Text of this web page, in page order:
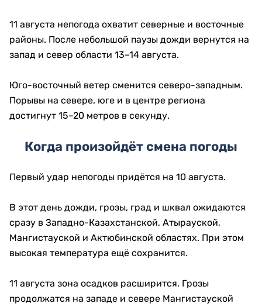
11 августа непогода охватит северные и восточные
районы. После небольшой паузы дожди вернутся на
запад и север области 13–14 августа.
Юго-восточный ветер сменится северо-западным.
Порывы на севере, юге и в центре региона
достигнут 15–20 метров в секунду.
Когда произойдёт смена погоды
Первый удар непогоды придётся на 10 августа.
В этот день дожди, грозы, град и шквал ожидаются
сразу в Западно-Казахстанской, Атырауской,
Мангистауской и Актюбинской областях. При этом
высокая температура ещё сохранится.
11 августа зона осадков расширится. Грозы
продолжатся на западе и севере Мангистауской